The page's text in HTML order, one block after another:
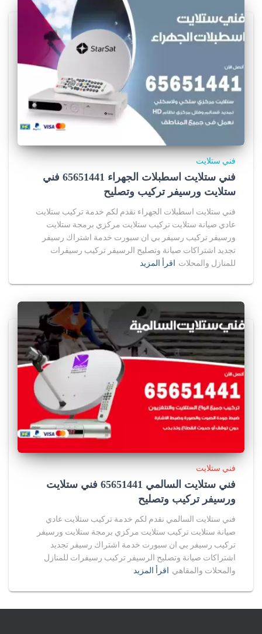
فني ستلايت
فني ستلايت اسطبلات الجهراء 65651441 فني
ستلايت ورسيفر تركيب وتصليح
فني ستلايت اسطبلات الجهراء نقدم لكم خدمة تركيب ستلايت
عادي صيانة ستلايت تركيب ستلايت مركزي برمجة ستلايت
ورسيفر تركيب رسيفر بي ان سبورت خدمة اشتراك رسيفر
تجديد اشتراكات صيانة وتصليح الرسيفر تركيب رسيفرات
للمنازل والمحلات اقرأ المزيد
فني ستلايت
فني ستلايت السالمي 65651441 فني ستلايت
ورسيفر تركيب وتصليح
فني ستلايت السالمي نقدم لكم خدمة تركيب ستلايت عادي
صيانة ستلايت تركيب ستلايت مركزي برمجة ستلايت ورسيفر
تركيب رسيفر بي ان سبورت خدمة اشتراك رسيفر تجديد
اشتراكات صيانة وتصليح الرسيفر تركيب رسيفرات للمنازل
والمحلات والمقاهي اقرأ المزيد